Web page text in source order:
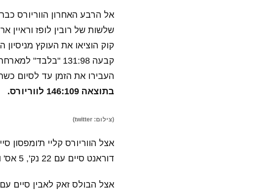
אל הרבע האחרון הווריורס
שלשות של רובין לופז וראיין
קוק הוציאו את העוקץ
קבעה 131:98
העבירו את הזמן עד לסיום
בתוצאה 146:109 לווריורס.
(צילום: twitter)
דוראנט סיים עם 22 נק', 5 אס' ו-4 ריב'.
אצל הבולס זאק לאבין סיים עם 29 נק' ו-4 ריב' ובובי פורטיס סיים עם 16 נק', 4 ריב' ו-2 חט'.